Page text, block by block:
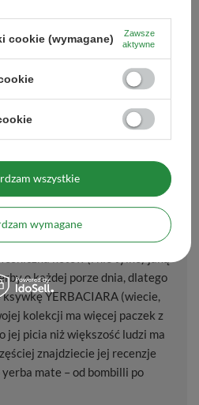
Té Guaraní
producenta Santa
yerba mate Kurupi.
i oryginalne blendy na bazie
Mix Tea teraz możesz kupić w
Tylko do wyczerpania zapasów.
o każdej porze dnia, dlatego
YERBACIARA (wiecie,
kolekcji ma więcej paczek z
jej picia niż większość ludzi ma
znajdziecie jej recenzje
mate – od bombilli po
cookie (wymagane)
Zawsze
aktywne
wymagane
wszystkie